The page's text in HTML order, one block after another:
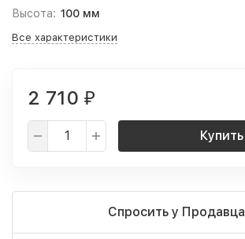
Высота: 100 мм
Все характеристики
2 710 ₽
Купить
Спросить у Продавца